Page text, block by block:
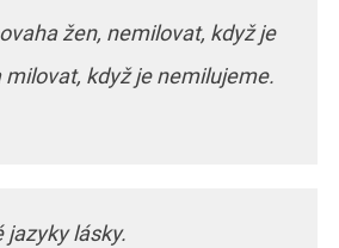
žen, nemilovat, když je
milovat, když je nemilujeme.
jazyky lásky.